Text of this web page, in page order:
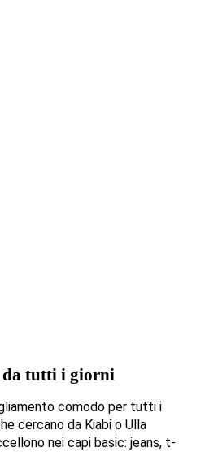
da tutti i giorni
comodo per tutti i
cercano da Kiabi o Ulla
nei capi basic: jeans, t-